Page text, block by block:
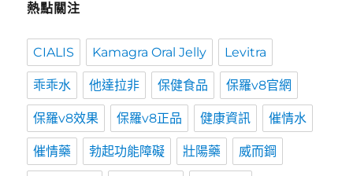
熱點關注
CIALIS Kamagra Oral Jelly Levitra
乖乖水 他達拉非 保健食品 保羅v8官網
保羅v8效果 保羅v8正品 健康資訊 催情水
催情藥 勃起功能障礙 壯陽藥 威而鋼